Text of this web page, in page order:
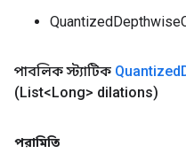
পাবলিক স্ট্যাটিক Quantized
(List<Long> dilations)
পরামিতি